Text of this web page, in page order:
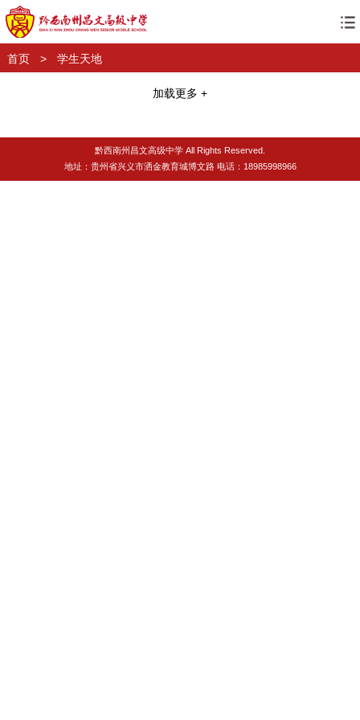
首页 > 学生天地
加载更多 +
黔西南州昌文高级中学 All Rights Reserved.
地址：贵州省兴义市洒金教育城博文路 电话：18985998966